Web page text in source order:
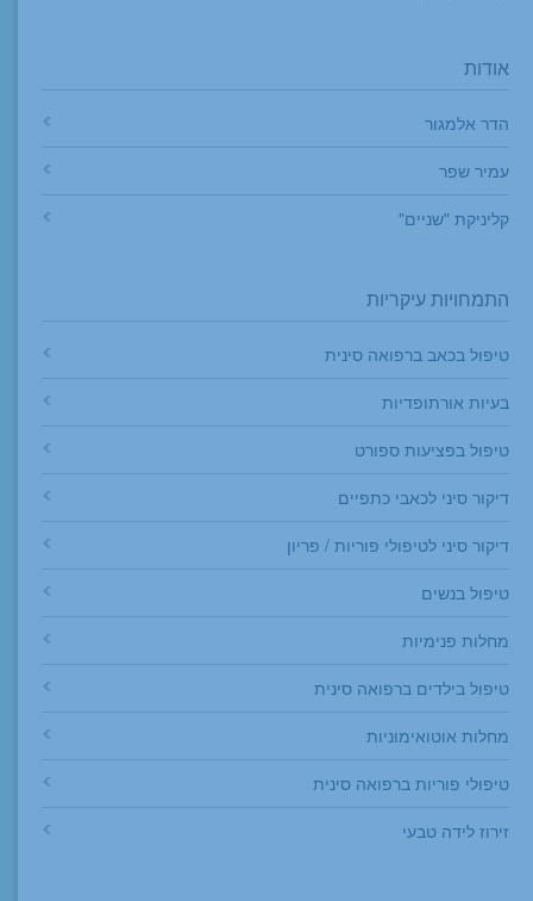
אודות
הדר אלמגור
עמיר שפר
קליניקת "שניים"
התמחויות עיקריות
טיפול בכאב ברפואה סינית
בעיות אורתופדיות
טיפול בפציעות ספורט
דיקור סיני לכאבי כתפיים
דיקור סיני לטיפולי פוריות / פריון
טיפול בנשים
מחלות פנימיות
טיפול בילדים ברפואה סינית
מחלות אוטואימוניות
טיפולי פוריות ברפואה סינית
זירוז לידה טבעי